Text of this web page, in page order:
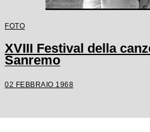
FOTO
XVIII Festival della
Sanremo
02 FEBBRAIO 1968